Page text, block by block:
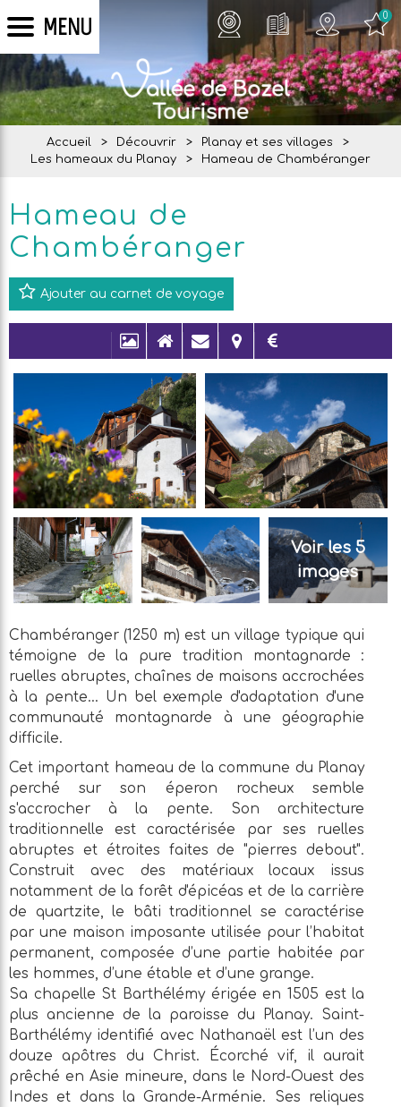
MENU 0
Accueil > Découvrir > Planay et ses villages
>
Les hameaux du Planay
> Hameau de Chambéranger
Hameau de
Chambéranger
Ajouter au carnet de voyage
Voir les 5
images
Chambéranger (1250 m) est un village typique qui
témoigne de la pure tradition montagnarde :
ruelles abruptes, chaînes de maisons accrochées
à la pente... Un bel exemple d'adaptation d'une
communauté montagnarde à une géographie
difficile.
Cet important hameau de la commune du Planay
perché sur son éperon rocheux semble
s'accrocher à la pente. Son architecture
traditionnelle est caractérisée par ses ruelles
abruptes et étroites faites de "pierres debout".
Construit avec des matériaux locaux issus
notamment de la forêt d'épicéas et de la carrière
de quartzite, le bâti traditionnel se caractérise
par une maison imposante utilisée pour l’habitat
permanent, composée d’une partie habitée par
les hommes, d’une étable et d’une grange.
Sa chapelle St Barthélémy érigée en 1505 est la
plus ancienne de la paroisse du Planay. Saint-
Barthélémy identifié avec Nathanaël est l’un des
douze apôtres du Christ. Écorché vif, il aurait
prêché en Asie mineure, dans le Nord-Ouest des
Indes et dans la Grande-Arménie. Ses reliques